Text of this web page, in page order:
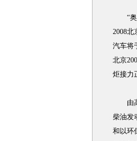
“奥运
2008北
汽车将
北京
炬接力
由高
柴油发
和以环